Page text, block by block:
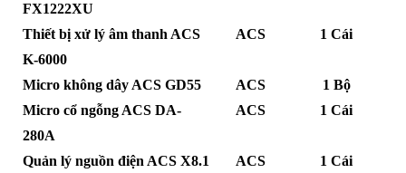
FX1222XU
Thiết bị xử lý âm thanh ACS
K-6000
ACS 1 Cái
Micro không dây ACS GD55 ACS
1 Bộ
Micro cổ ngỗng ACS DA-
280A
ACS 1 Cái
Quản lý nguồn điện ACS X8.1 ACS
1 Cái